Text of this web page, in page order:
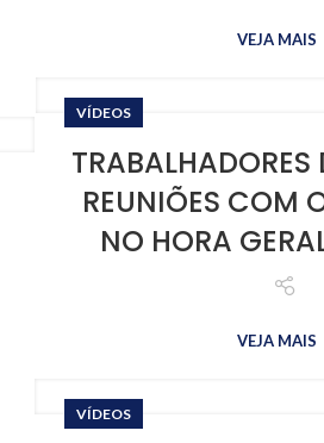
VEJA MAIS
VÍDEOS
TRABALHADORES
REUNIÕES COM
NO HORA
VEJA MAIS
VÍDEOS